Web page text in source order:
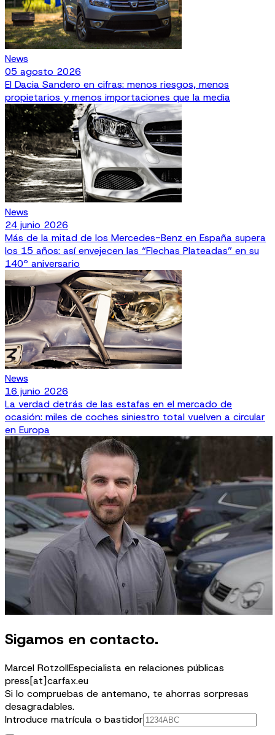
News
05 agosto 2026
El Dacia Sandero en cifras: menos riesgos, menos
propietarios y menos importaciones que la media
News
24 junio 2026
Más de la mitad de los Mercedes-Benz en España supera
los 15 años: así envejecen las “Flechas Plateadas” en su
140º aniversario
News
16 junio 2026
La verdad detrás de las estafas en el mercado de
ocasión: miles de coches siniestro total vuelven a circular
en Europa
Sigamos en contacto.
Marcel RotzollEspecialista en relaciones públicas
press[at]carfax.eu
Si lo compruebas de antemano, te ahorras sorpresas
desagradables.
Introduce matrícula o bastidor